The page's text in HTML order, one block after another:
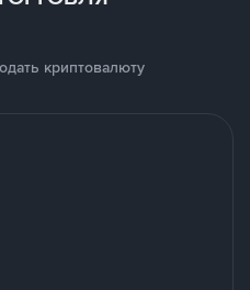
криптовалюту